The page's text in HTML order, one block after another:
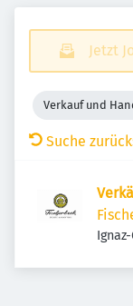
Jetzt
Verkauf und
Suche